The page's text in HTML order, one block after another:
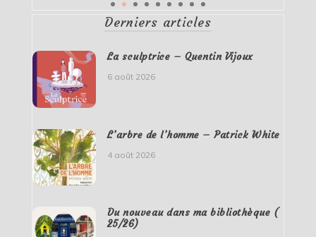
Derniers articles
La sculptrice – Quentin Vijoux
6 août 2026
L’arbre de l’homme – Patrick White
4 août 2026
Du nouveau dans ma bibliothèque (
25/26)